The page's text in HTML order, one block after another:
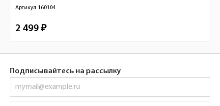
Артикул 160104
2 499 ₽
Подписывайтесь на рассылку